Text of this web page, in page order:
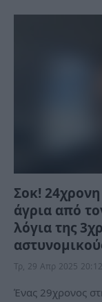
Σοκ!
άγρια από
λόγια της
Τρ, 29 Απρ 2025 20:12
Ένας 29χρονος